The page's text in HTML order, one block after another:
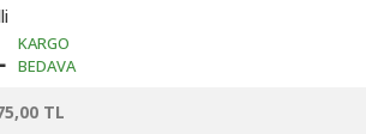
KARGO
BEDAVA
TL